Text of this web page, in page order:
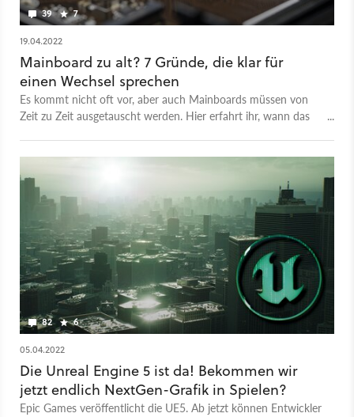
39 7
19.04.2022
Mainboard zu alt? 7 Gründe, die klar für
einen Wechsel sprechen
Es kommt nicht oft vor, aber auch Mainboards müssen von
Zeit zu Zeit ausgetauscht werden. Hier erfahrt ihr, wann das
82 6
05.04.2022
Die Unreal Engine 5 ist da! Bekommen wir
jetzt endlich NextGen-Grafik in Spielen?
Epic Games veröffentlicht die UE5. Ab jetzt können Entwickler